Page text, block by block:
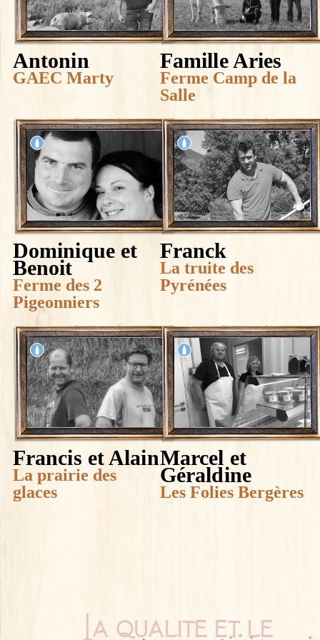
Antonin
GAEC Marty
Famille Aries
Ferme Camp de la
Salle
Dominique et
Benoit
Ferme des 2
Pigeonniers
Franck
La truite des
Pyrénées
Francis et Alain
La prairie des
glaces
Marcel et
Géraldine
Les Folies Bergères
La qualité et le